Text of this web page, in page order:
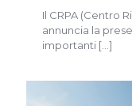
Il CRPA (Centro
annuncia la
importanti […]